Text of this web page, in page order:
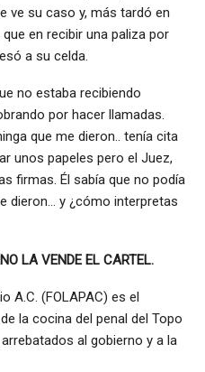
ve su caso y, más tardó en
en recibir una paliza por
a su celda.
no estaba recibiendo
por hacer llamadas.
que me dieron.. tenía cita
unos papeles pero el Juez,
firmas. Él sabía que no podía
dieron… y ¿cómo interpretas
LA VENDE EL CARTEL.
A.C. (FOLAPAC) es el
la cocina del penal del Topo
al gobierno y a la